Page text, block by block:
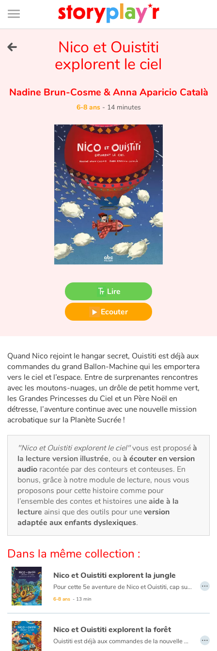
Connexion
Bibliothèque
de
page
Je me connecte
Tester gratuitement
Bibliothèque
Contes d'ici et d'ailleurs
Fable, mythe, littérature et poésie
Princesses et princes, rois, reines et dragons
Héroïnes et héros
Écologie, nature, saisons
Voyage, épopée, enquête, aventure
Autour du monde
Apprentissage
Art, espace, activité
Documentaires
En famille
Quotidien et loisirs
Fêtes et évènements
Amour et amitié
Sujets de société
Émotions et sentiments
Nico et Ouistiti
explorent le ciel
Nadine Brun-Cosme &Anna Aparicio Català
6-8 ans- 14 minutes
Lire
Ecouter
Quand Nico rejoint le hangar secret, Ouistiti est déjà aux
commandes du grand Ballon-Machine qui les emportera
vers le ciel et l’espace. Entre de surprenantes rencontres
avec les moutons-nuages, un drôle de petit homme vert,
les Grandes Princesses du Ciel et un Père Noël en
détresse, l’aventure continue avec une nouvelle mission
acrobatique sur la Planète Sucrée !
"Nico et Ouistiti explorent le ciel"vous est proposéà
la lecture version illustrée, ou à écouter en version
audio racontée par des conteurs et conteuses. En
bonus, grâce à notre module de lecture, nous vous
proposons pour cette histoire comme pour
l’ensemble des contes et histoires uneaide à la
lecture ainsi que des outils pour uneversion
adaptée aux enfants dyslexiques.
Dans la même collection :
Nico et Ouistiti explorent la jungle
Pour cette 5e aventure de Nico et Ouistiti, cap sur la jungle ! À bord de leur magnifique barque à tête de lion tout juste terminée, nos deux intrépides explorateurs partent au Pays des Masques où, selon le cousin de Ouistiti, se prépare une grande fête. Mais dès leur arrivée dans la jungle, ils sont emmenés par un groupe d’hommes masqués et présentés au Grand Sorcier qui leur confie une mission, croyant avoir affaire à deux sorciers plus grands que lui : retrouver le Masque qui apporte la Pluie, tout juste volé par une terrible sorcière. Ni une ni deux, Nico et Ouistiti répondent présent même s’ils ont un peu la trouille…mais la grande fête aura bien lieu si toutefois ils rapportent le précieux sésame !
6-8 ans - 13 min
…
Nico et Ouistiti explorent la forêt
Ouistiti est déjà aux commandes de la nouvelle machine, prête à décoller, quand Nico arrive dans le hangar secret. Attention aux turbulences ! Direction la forêt, qui cache bien des surprises : des « Comme Moi » pour Ouistiti et une ribambelle de nouveaux amis qui ont l’air tous très pressés… de disparaître sous terre. Où vont-ils ? Entre rencontres insolites et galeries souterraines, voilà un nouveau mystère à explorer pour Nico et Ouistiti. …